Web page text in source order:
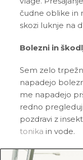
čudne oblike in
skozi luknje na
Bolezni in
Sem zelo
napadejo
me napadejo
redno
pozdravi z
tonika in vode.
Pogoste težave